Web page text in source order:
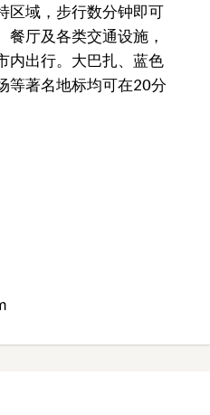
区域，步行数分钟即可
餐厅及各类交通设施，
内出行。大巴扎、蓝色
等著名地标均可在20分